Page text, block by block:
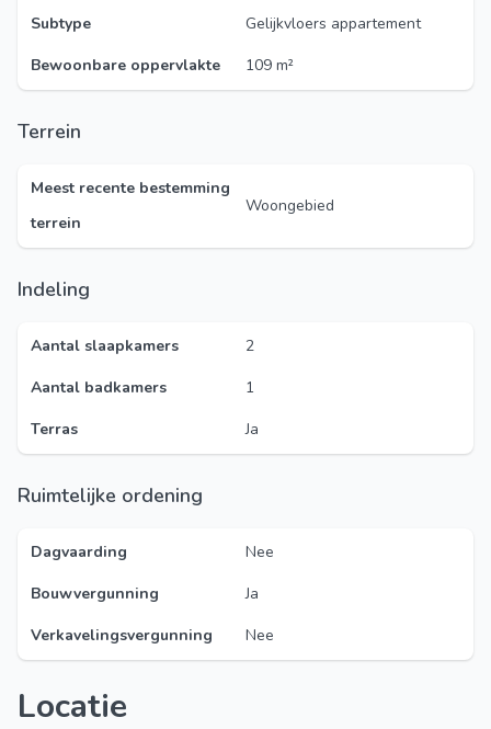
Subtype
Gelijkvloers appartement
Bewoonbare oppervlakte
109 m²
Terrein
Meest recente bestemming
terrein
Woongebied
Indeling
Aantal slaapkamers
2
Aantal badkamers
1
Terras
Ja
Ruimtelijke ordening
Dagvaarding
Nee
Bouwvergunning
Ja
Verkavelingsvergunning
Nee
Locatie